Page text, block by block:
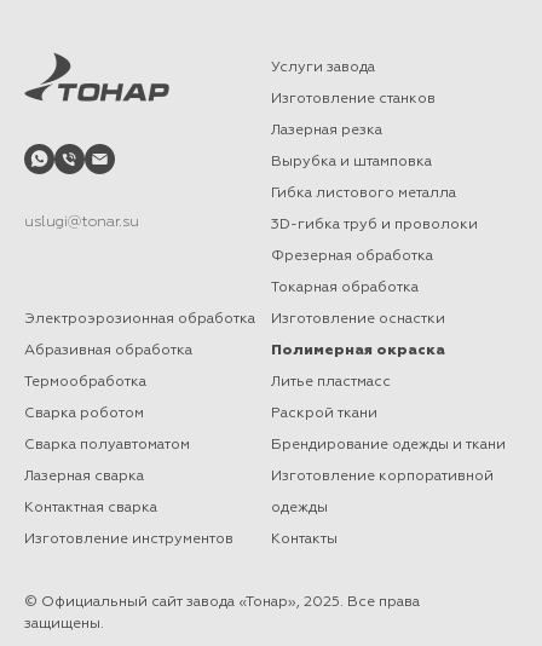
uslugi@tonar.su
Услуги завода
Изготовление станков
Лазерная резка
Вырубка и штамповка
Гибка листового металла
3D-гибка труб и проволоки
Фрезерная обработка
Токарная обработка
Электроэрозионная обработка
Абразивная обработка
Термообработка
Сварка роботом
Сварка полуавтоматом
Лазерная сварка
Контактная сварка
Изготовление инструментов
Изготовление оснастки
Полимерная окраска
Литье пластмасс
Раскрой ткани
Брендирование одежды и ткани
Изготовление корпоративной
одежды
Контакты
© Официальный сайт завода «Тонар», 2025. Все права
защищены.